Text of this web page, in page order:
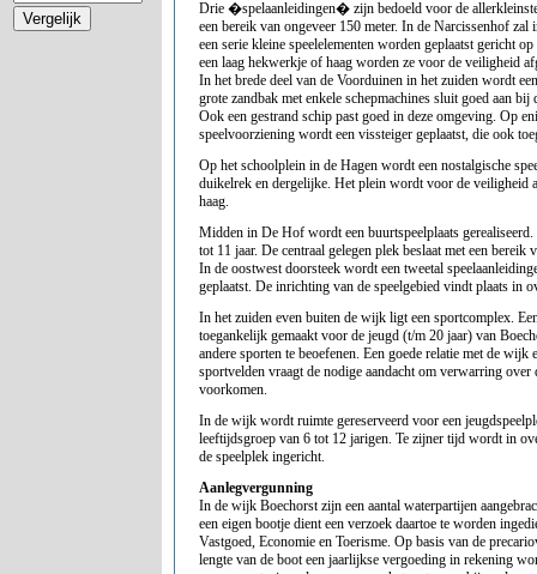
Drie �spelaanleidingen� zijn bedoeld voor de
een bereik van ongeveer 150 meter. In de Narcissenhof zal
een serie kleine speelelementen worden geplaatst gericht
een laag hekwerkje of haag worden ze voor de veiligheid
In het brede deel van de Voorduinen in het zuiden wordt
grote zandbak met enkele schepmachines sluit goed aan
Ook een gestrand schip past goed in deze omgeving. Op
speelvoorziening wordt een vissteiger geplaatst, die ook
Op het schoolplein in de Hagen wordt een nostalgische
duikelrek en dergelijke. Het plein wordt voor de veiligheid
haag.
Midden in De Hof wordt een buurtspeelplaats
tot 11 jaar. De centraal gelegen plek beslaat met een bereik
In de oostwest doorsteek wordt een tweetal
geplaatst. De inrichting van de speelgebied vindt plaats in
In het zuiden even buiten de wijk ligt een sportcomplex.
toegankelijk gemaakt voor de jeugd (t/m 20 jaar) van
andere sporten te beoefenen. Een goede relatie met de wijk
sportvelden vraagt de nodige aandacht om verwarring over
voorkomen.
In de wijk wordt ruimte gereserveerd voor een
leeftijdsgroep van 6 tot 12 jarigen. Te zijner tijd wordt in
de speelplek ingericht.
Aanlegvergunning
In de wijk Boechorst zijn een aantal waterpartijen
een eigen bootje dient een verzoek daartoe te worden
Vastgoed, Economie en Toerisme. Op basis van de
lengte van de boot een jaarlijkse vergoeding in rekening